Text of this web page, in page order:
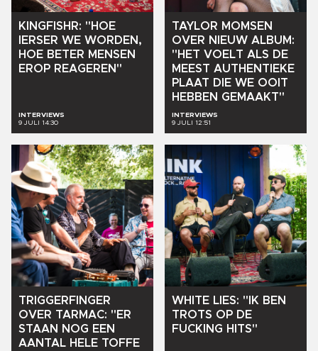
KINGFISHR: "HOE
IERSER WE WORDEN,
HOE BETER MENSEN
EROP REAGEREN"
INTERVIEWS
9 JULI 14:30
TAYLOR MOMSEN
OVER NIEUW ALBUM:
"HET VOELT ALS DE
MEEST AUTHENTIEKE
PLAAT DIE WE OOIT
HEBBEN GEMAAKT"
INTERVIEWS
9 JULI 12:51
TRIGGERFINGER
OVER TARMAC: "ER
STAAN
NOG EEN
AANTAL HELE TOFFE
WHITE LIES: "IK BEN
TROTS OP DE
FUCKING HITS"